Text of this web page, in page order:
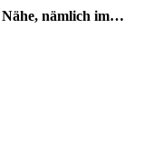
nämlich im…